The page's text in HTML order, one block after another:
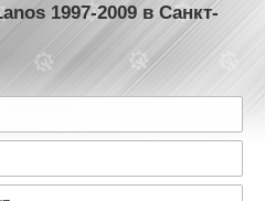
1997-2009 в Санкт-